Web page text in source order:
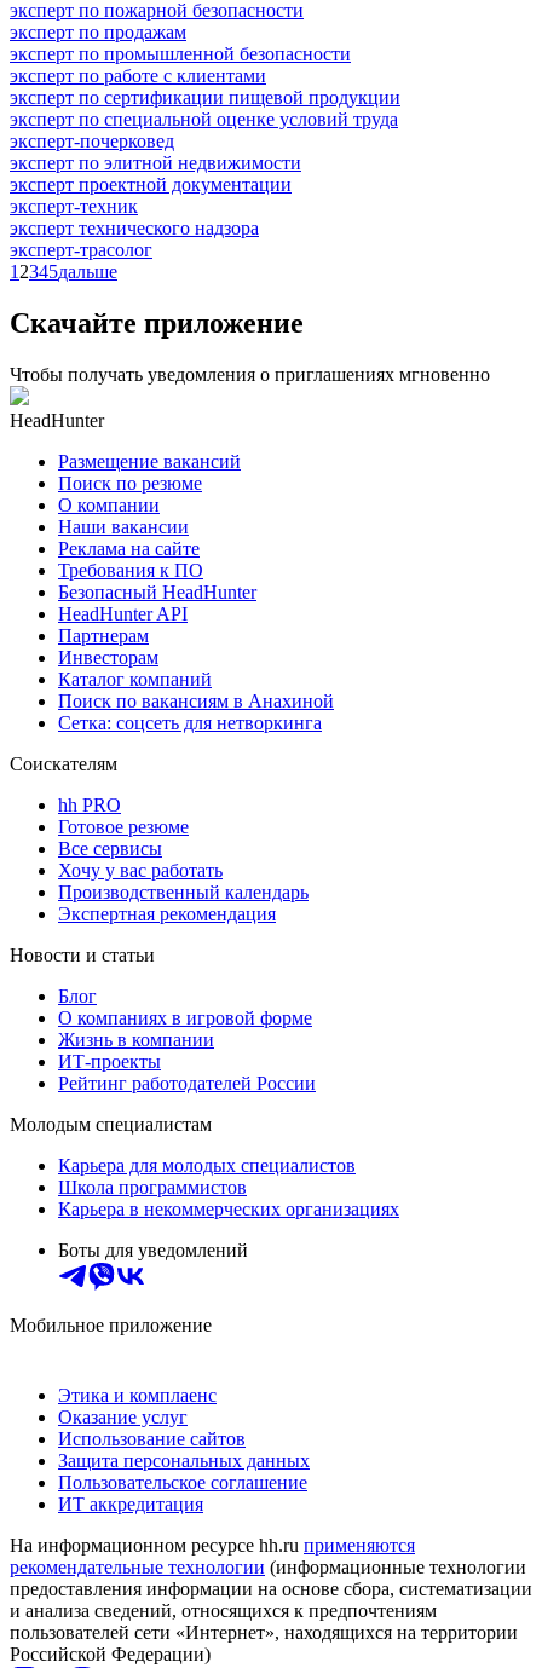
эксперт по пожарной безопасности
эксперт по продажам
эксперт по промышленной безопасности
эксперт по работе с клиентами
эксперт по сертификации пищевой продукции
эксперт по специальной оценке условий труда
эксперт-почерковед
эксперт по элитной недвижимости
эксперт проектной документации
эксперт-техник
эксперт технического надзора
эксперт-трасолог
1 2345дальше
Скачайте приложение
Чтобы получать уведомления о приглашениях мгновенно
HeadHunter
Размещение вакансий
Поиск по резюме
О компании
Наши вакансии
Реклама на сайте
Требования к ПО
Безопасный HeadHunter
HeadHunter API
Партнерам
Инвесторам
Каталог компаний
Поиск по вакансиям в Анахиной
Сетка: соцсеть для нетворкинга
Соискателям
hh PRO
Готовое резюме
Все сервисы
Хочу у вас работать
Производственный календарь
Экспертная рекомендация
Новости и статьи
Блог
О компаниях в игровой форме
Жизнь в компании
ИТ-проекты
Рейтинг работодателей России
Молодым специалистам
Карьера для молодых специалистов
Школа программистов
Карьера в некоммерческих организациях
Боты для уведомлений
Мобильное приложение
Этика и комплаенс
Оказание услуг
Использование сайтов
Защита персональных данных
Пользовательское соглашение
ИТ аккредитация
На информационном ресурсе hh.ru применяются
рекомендательные технологии (информационные технологии
предоставления информации на основе сбора, систематизации
и анализа сведений, относящихся к предпочтениям
пользователей сети «Интернет», находящихся на территории
Российской Федерации)